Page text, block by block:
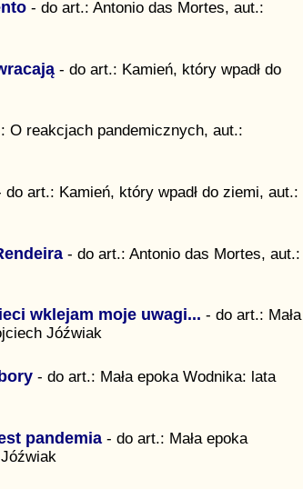
- do art.: Antonio das Mortes, aut.:
- do art.: Kamień, który wpadł do
O reakcjach pandemicznych, aut.:
do art.: Kamień, który wpadł do ziemi, aut.:
- do art.: Antonio das Mortes, aut.:
wklejam moje uwagi... - do art.: Mała
Jóźwiak
- do art.: Mała epoka Wodnika: lata
pandemia - do art.: Mała epoka